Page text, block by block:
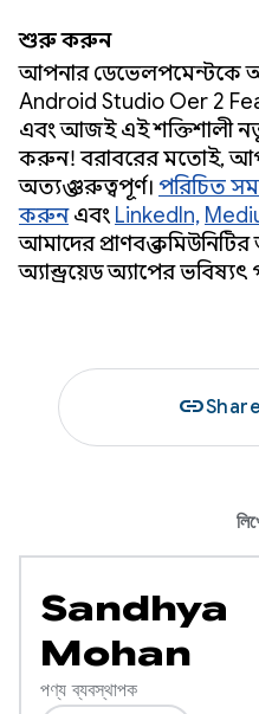
শুরু করুন
আপনার ডেভেলপমেন্টকে
Android Studio Otter 2
এবং আজই এই শক্তিশালী
করুন! বরাবরের মতোই,
অত্যন্ত গুরুত্বপূর্ণ। পরিচিত
করুনএবং LinkedIn,
আমাদের প্রাণবন্ত
অ্যান্ড্রয়েড অ্যাপের
link
Sandhya
Mohan
পণ্য ব্যবস্থাপক